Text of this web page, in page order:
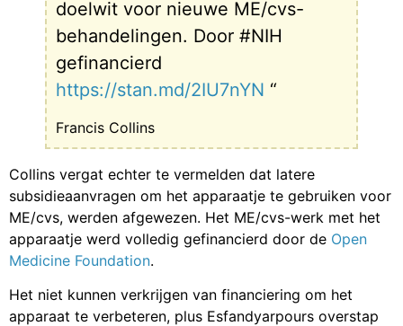
doelwit voor nieuwe ME/cvs-
behandelingen. Door #NIH
gefinancierd
https://stan.md/2IU7nYN “
Francis Collins
Collins vergat echter te vermelden dat latere
subsidieaanvragen om het apparaatje te gebruiken voor
ME/cvs, werden afgewezen. Het ME/cvs-werk met het
apparaatje werd volledig gefinancierd door de Open
Medicine Foundation.
Het niet kunnen verkrijgen van financiering om het
apparaat te verbeteren, plus Esfandyarpours overstap